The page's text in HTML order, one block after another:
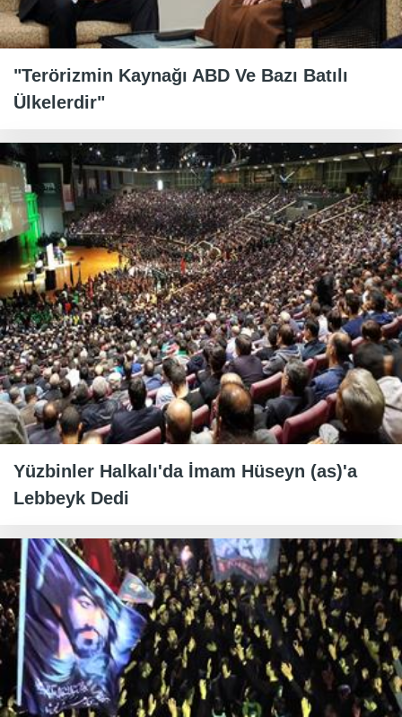
"Terörizmin Kaynağı ABD Ve Bazı Batılı
Ülkelerdir"
Yüzbinler Halkalı'da İmam Hüseyn (as)'a
Lebbeyk Dedi